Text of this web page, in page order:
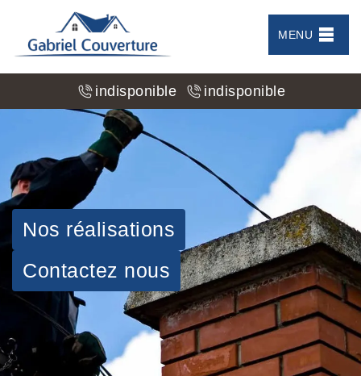
MENU
indisponible indisponible
Nos réalisations
Contactez nous